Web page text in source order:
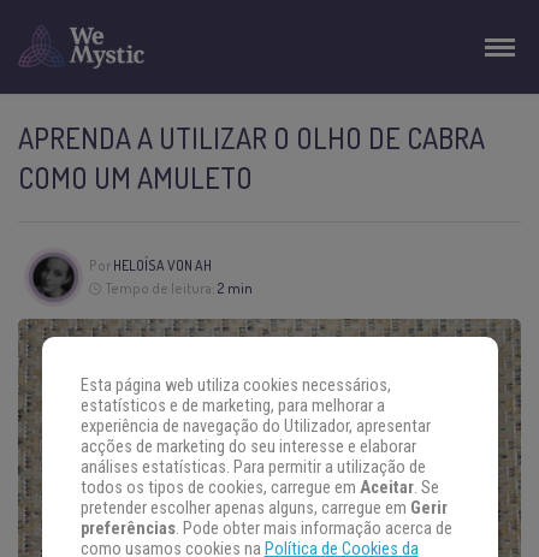
APRENDA A UTILIZAR O OLHO DE CABRA
COMO UM AMULETO
Por HELOÍSA VON AH
Tempo de leitura: 2 min
Esta página web utiliza cookies necessários,
estatísticos e de marketing, para melhorar a
experiência de navegação do Utilizador, apresentar
acções de marketing do seu interesse e elaborar
análises estatísticas. Para permitir a utilização de
todos os tipos de cookies, carregue em Aceitar. Se
pretender escolher apenas alguns, carregue em Gerir
preferências. Pode obter mais informação acerca de
como usamos cookies na Política de Cookies da